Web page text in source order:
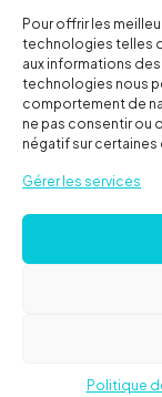
Pour offrir les
technologies telles
aux informations
technologies nous
comportement de
ne pas consentir ou
négatif sur
Gérer les services
Politique
Roues